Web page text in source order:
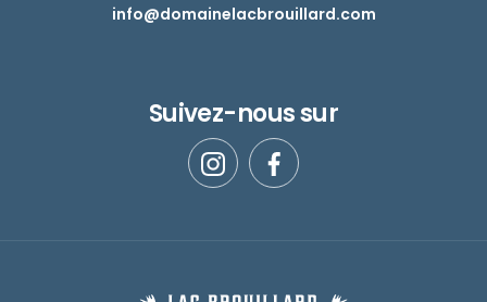
info@domainelacbrouillard.com
Suivez-nous sur